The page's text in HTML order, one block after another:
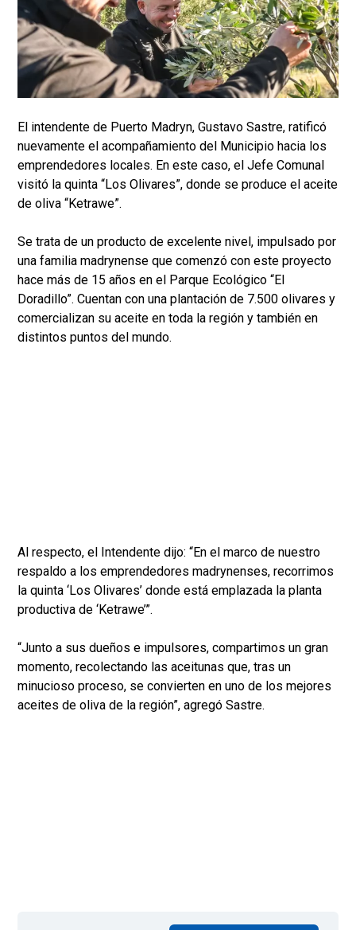
El intendente de Puerto Madryn, Gustavo Sastre, ratificó
nuevamente el acompañamiento del Municipio hacia los
emprendedores locales. En este caso, el Jefe Comunal
visitó la quinta “Los Olivares”, donde se produce el aceite
de oliva “Ketrawe”.
Se trata de un producto de excelente nivel, impulsado por
una familia madrynense que comenzó con este proyecto
hace más de 15 años en el Parque Ecológico “El
Doradillo”. Cuentan con una plantación de 7.500 olivares y
comercializan su aceite en toda la región y también en
distintos puntos del mundo.
Al respecto, el Intendente dijo: “En el marco de nuestro
respaldo a los emprendedores madrynenses, recorrimos
la quinta ‘Los Olivares’ donde está emplazada la planta
productiva de ‘Ketrawe’”.
“Junto a sus dueños e impulsores, compartimos un gran
momento, recolectando las aceitunas que, tras un
minucioso proceso, se convierten en uno de los mejores
aceites de oliva de la región”, agregó Sastre.